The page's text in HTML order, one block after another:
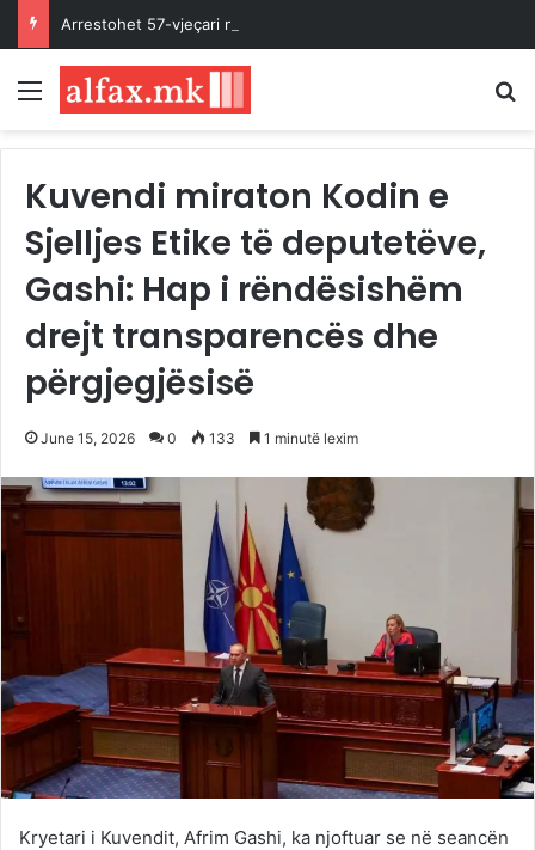
Menu
Kuvendi miraton Kodin e
Sjelljes Etike të deputetëve,
Gashi: Hap i rëndësishëm
drejt transparencës dhe
përgjegjësisë
June 15, 2026 0 133 1 minutë lexim
Kryetari i Kuvendit, Afrim Gashi, ka njoftuar se në seancën